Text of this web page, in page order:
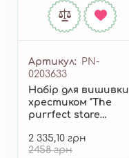
Артикул
PN-
0203633
Набір для вишивки
хрестиком "The
purrfect stare
метеликами)" PN-
0203633
2 335,10 грн
2458 грн